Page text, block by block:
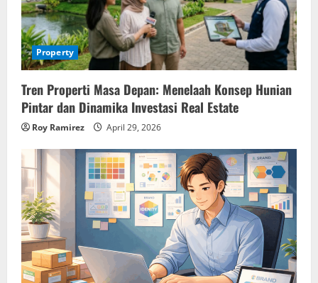
Property
Tren Properti Masa Depan: Menelaah Konsep Hunian
Pintar dan Dinamika Investasi Real Estate
Roy Ramirez April 29, 2026